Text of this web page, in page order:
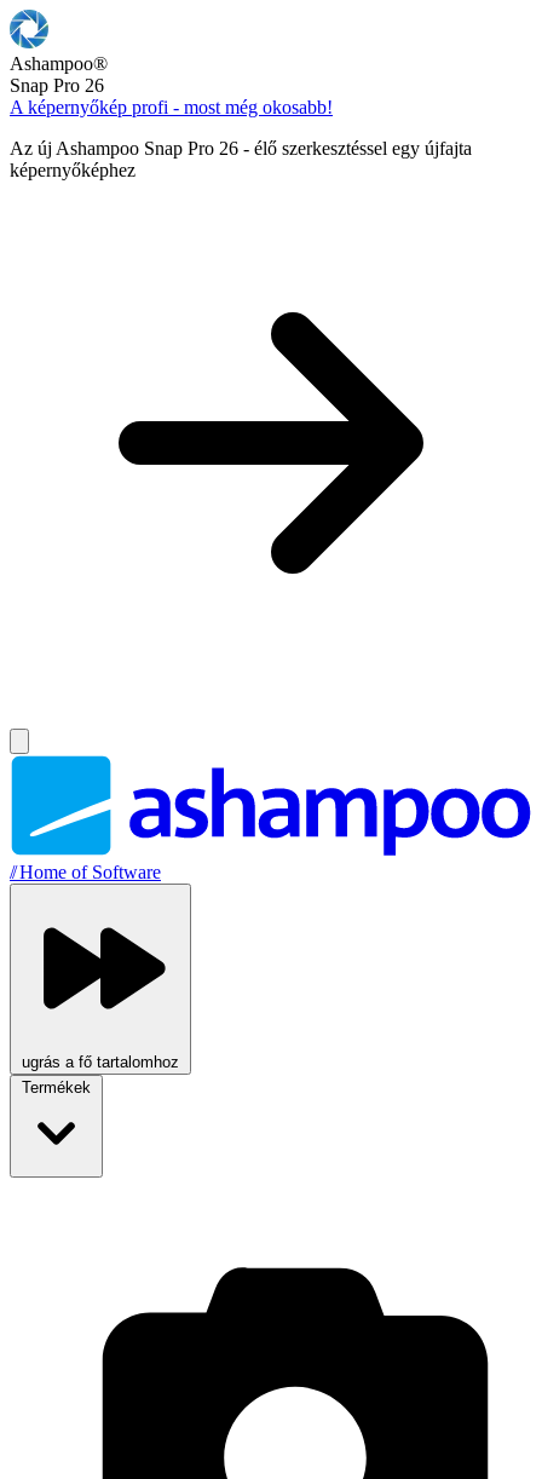
Ashampoo®
Snap Pro 26
A képernyőkép profi - most még okosabb!
Az új Ashampoo Snap Pro 26 - élő szerkesztéssel egy újfajta
képernyőképhez
//Home of Software
ugrás a fő tartalomhoz
Termékek